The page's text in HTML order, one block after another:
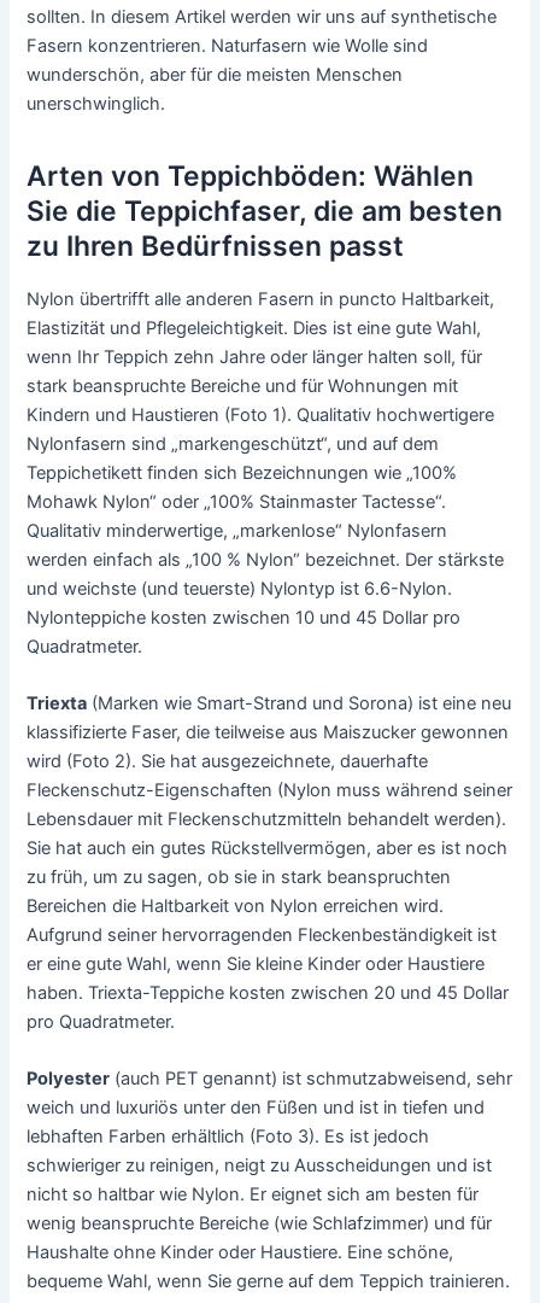
sollten. In diesem Artikel werden wir uns auf synthetische
Fasern konzentrieren. Naturfasern wie Wolle sind
wunderschön, aber für die meisten Menschen
unerschwinglich.
Arten von Teppichböden: Wählen
Sie die Teppichfaser, die am besten
zu Ihren Bedürfnissen passt
Nylon übertrifft alle anderen Fasern in puncto Haltbarkeit,
Elastizität und Pflegeleichtigkeit. Dies ist eine gute Wahl,
wenn Ihr Teppich zehn Jahre oder länger halten soll, für
stark beanspruchte Bereiche und für Wohnungen mit
Kindern und Haustieren (Foto 1). Qualitativ hochwertigere
Nylonfasern sind „markengeschützt“, und auf dem
Teppichetikett finden sich Bezeichnungen wie „100%
Mohawk Nylon“ oder „100% Stainmaster Tactesse“.
Qualitativ minderwertige, „markenlose“ Nylonfasern
werden einfach als „100 % Nylon“ bezeichnet. Der stärkste
und weichste (und teuerste) Nylontyp ist 6.6-Nylon.
Nylonteppiche kosten zwischen 10 und 45 Dollar pro
Quadratmeter.
Triexta (Marken wie Smart-Strand und Sorona) ist eine neu
klassifizierte Faser, die teilweise aus Maiszucker gewonnen
wird (Foto 2). Sie hat ausgezeichnete, dauerhafte
Fleckenschutz-Eigenschaften (Nylon muss während seiner
Lebensdauer mit Fleckenschutzmitteln behandelt werden).
Sie hat auch ein gutes Rückstellvermögen, aber es ist noch
zu früh, um zu sagen, ob sie in stark beanspruchten
Bereichen die Haltbarkeit von Nylon erreichen wird.
Aufgrund seiner hervorragenden Fleckenbeständigkeit ist
er eine gute Wahl, wenn Sie kleine Kinder oder Haustiere
haben. Triexta-Teppiche kosten zwischen 20 und 45 Dollar
pro Quadratmeter.
Polyester (auch PET genannt) ist schmutzabweisend, sehr
weich und luxuriös unter den Füßen und ist in tiefen und
lebhaften Farben erhältlich (Foto 3). Es ist jedoch
schwieriger zu reinigen, neigt zu Ausscheidungen und ist
nicht so haltbar wie Nylon. Er eignet sich am besten für
wenig beanspruchte Bereiche (wie Schlafzimmer) und für
Haushalte ohne Kinder oder Haustiere. Eine schöne,
bequeme Wahl, wenn Sie gerne auf dem Teppich trainieren.